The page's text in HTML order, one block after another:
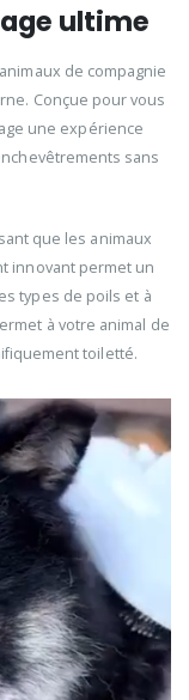
ultime
de compagnie
Conçue pour vous
une expérience
sans
que les animaux
innovant permet un
types de poils et à
à votre animal de
toiletté.